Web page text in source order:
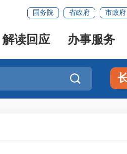
国务院 省政府 市政府
解读回应 办事服务
